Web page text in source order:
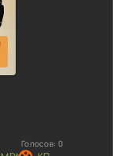
Голосов: 0